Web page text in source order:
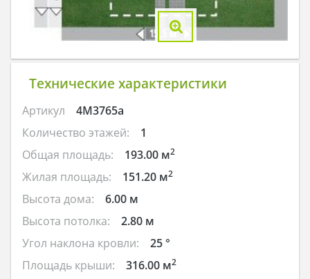
Технические характеристики
Артикул
4M3765a
Количество этажей:
1
Общая площадь:
193.00 м2
Жилая площадь: 151.20 м2
Высота дома:
6.00 м
Высота потолка:
2.80 м
Угол наклона кровли:
25 °
Площадь крыши:
316.00 м2